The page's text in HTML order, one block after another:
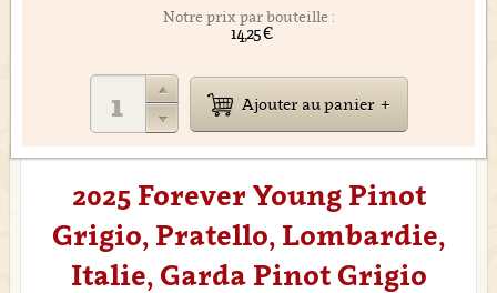
Notre prix par bouteille :
14,25 €
Ajouter au panier
2025 Forever Young Pinot
Grigio, Pratello, Lombardie,
Italie, Garda Pinot Grigio